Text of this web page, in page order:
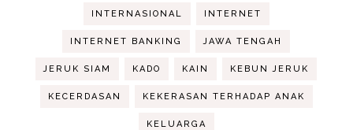
INTERNASIONAL INTERNET
INTERNET BANKING JAWA TENGAH
JERUK SIAM KADO KAIN KEBUN JERUK
KECERDASAN KEKERASAN TERHADAP ANAK
KELUARGA